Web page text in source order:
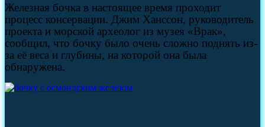
Железная бочка в настоящее время проходит
процесс консервации. Джим Ханссон, руководитель
проекта и морской археолог из музея «Врак»,
сообщил, что бочку было очень сложно поднять из-
за её веса и глубины, на которой она была
обнаружена.